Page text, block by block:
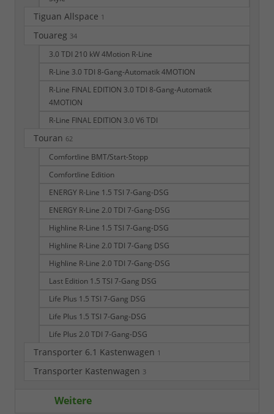
Tiguan Allspace 1
Touareg 34
3.0 TDI 210 kW 4Motion R-Line
R-Line 3.0 TDI 8-Gang-Automatik 4MOTION
R-Line FINAL EDITION 3.0 TDI 8-Gang-Automatik
4MOTION
R-Line FINAL EDITION 3.0 V6 TDI
Touran 62
Comfortline BMT/Start-Stopp
Comfortline Edition
ENERGY R-Line 1.5 TSI 7-Gang-DSG
ENERGY R-Line 2.0 TDI 7-Gang-DSG
Highline R-Line 1.5 TSI 7-Gang-DSG
Highline R-Line 2.0 TDI 7-Gang DSG
Highline R-Line 2.0 TDI 7-Gang-DSG
Last Edition 1.5 TSI 7-Gang DSG
Life Plus 1.5 TSI 7-Gang DSG
Life Plus 1.5 TSI 7-Gang-DSG
Life Plus 2.0 TDI 7-Gang-DSG
Transporter 6.1 Kastenwagen 1
Transporter Kastenwagen 3
Weitere